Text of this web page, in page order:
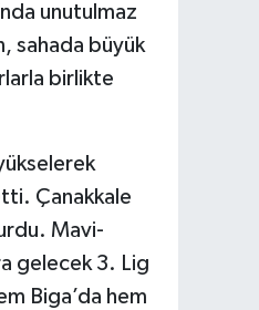
unutulmaz
sahada büyük
birlikte
Çanakkale
Mavi-
gelecek 3. Lig
Biga’da hem